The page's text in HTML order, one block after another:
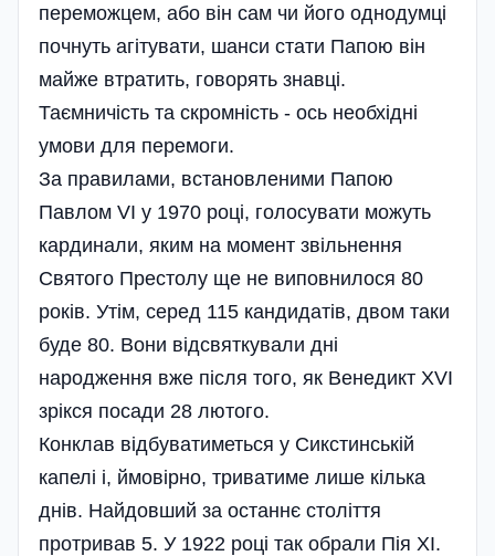
переможцем, або він сам чи його однодумці
почнуть агітувати, шанси стати Папою він
майже втратить, говорять знавці.
Таємничість та скромність - ось необхідні
умови для перемоги.
За правилами, встановленими Папою
Павлом VI у 1970 році, голосувати можуть
кардинали, яким на момент звільнення
Святого Престолу ще не виповнилося 80
років. Утім, серед 115 кандидатів, двом таки
буде 80. Вони відсвяткували дні
народження вже після того, як Венедикт XVI
зрікся посади 28 лютого.
Конклав відбуватиметься у Сикстинській
капелі і, ймовірно, триватиме лише кілька
днів. Найдовший за останнє століття
протривав 5. У 1922 році так обрали Пія ХІ.